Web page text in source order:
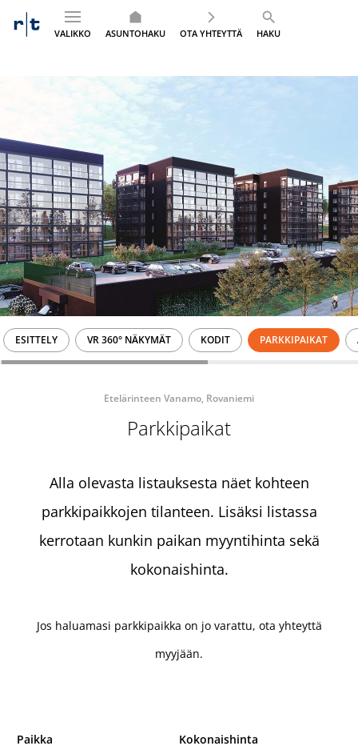
VALIKKO ASUNTOHAKU OTA YHTEYTTÄ HAKU
ESITTELY VR 360° NÄKYMÄT KODIT PARKKIPAIKAT
Etelärinteen Vanamo, Rovaniemi
Parkkipaikat
Alla olevasta listauksesta näet kohteen
parkkipaikkojen tilanteen. Lisäksi listassa
kerrotaan kunkin paikan myyntihinta sekä
kokonaishinta.
Jos haluamasi parkkipaikka on jo varattu, ota yhteyttä
myyjään.
Paikka Kokonaishinta